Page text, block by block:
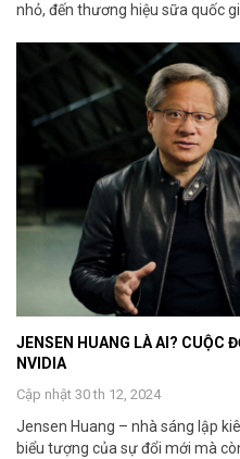
nhỏ, đến thương hiệu sữa quốc
JENSEN HUANG LÀ AI? CUỘC
NVIDIA
Cập nhật 30 th 12, 2024
Jensen Huang – nhà sáng lập
biểu tượng của sự đổi mới mà